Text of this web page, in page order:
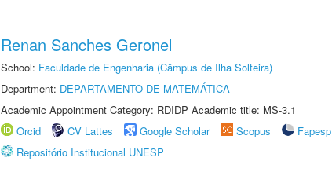
Renan Sanches Geronel
School: Faculdade de Engenharia (Câmpus de Ilha Solteira)
Department: DEPARTAMENTO DE MATEMÁTICA
Academic Appointment Category: RDIDP Academic title: MS-3.1
Orcid
CV Lattes Google Scholar Scopus Fapesp
Repositório Institucional UNESP